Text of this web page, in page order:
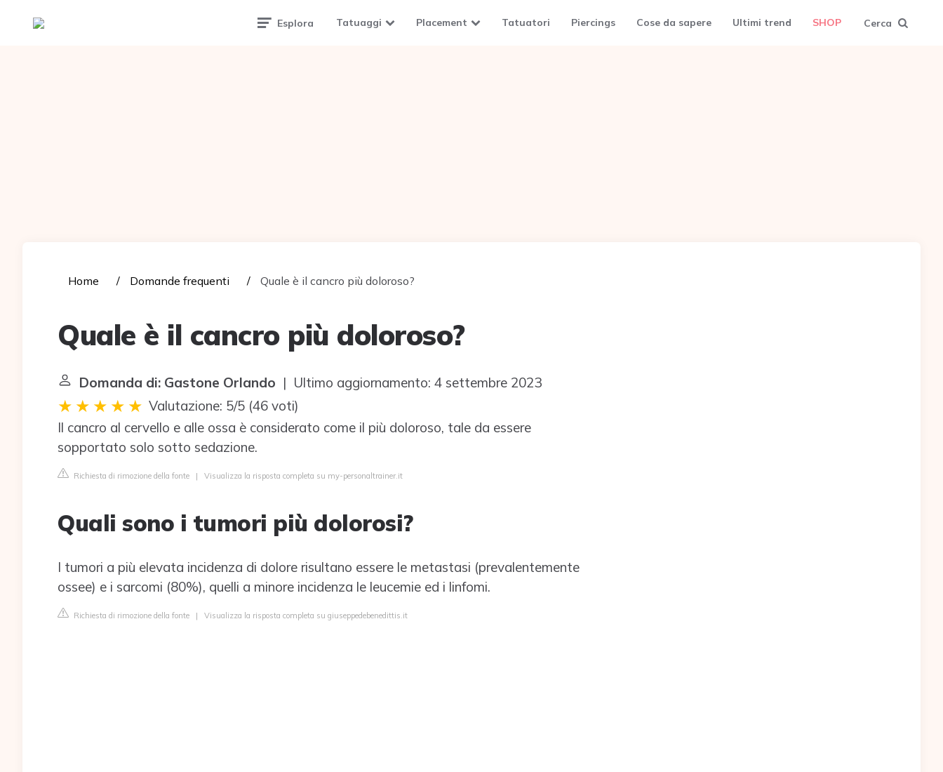
Tattoomuse.it Esplora Tatuaggi Placement Tatuatori Piercings Cose da sapere Ultimi trend SHOP Cerca
Home Domande frequenti Quale è il cancro più doloroso?
Quale è il cancro più doloroso?
Domanda di: Gastone Orlando | Ultimo aggiornamento: 4 settembre 2023
Valutazione: 5/5 (46 voti)
Il cancro al cervello e alle ossa è considerato come il più doloroso, tale da essere
sopportato solo sotto sedazione.
Richiesta di rimozione della fonte | Visualizza la risposta completa su my-personaltrainer.it
Quali sono i tumori più dolorosi?
I tumori a più elevata incidenza di dolore risultano essere le metastasi (prevalentemente
ossee) e i sarcomi (80%), quelli a minore incidenza le leucemie ed i linfomi.
Richiesta di rimozione della fonte | Visualizza la risposta completa su giuseppedebenedittis.it